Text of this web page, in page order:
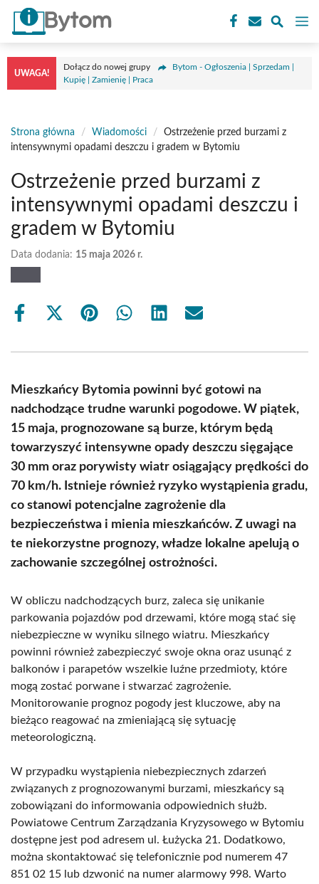
Przejdź
treści
UWAGA!
Dołącz do nowej grupy
Bytom - Ogłoszenia | Sprzedam |
Kupię | Zamienię | Praca
Strona główna / Wiadomości /
Ostrzeżenie przed burzami z
intensywnymi opadami deszczu i gradem w Bytomiu
Ostrzeżenie przed burzami z
intensywnymi opadami deszczu i
gradem w Bytomiu
Data dodania: 15 maja 2026 r.
Share
Share
(Twitter)
Share Share Share Share
Mieszkańcy Bytomia powinni być gotowi na
nadchodzące trudne warunki pogodowe. W piątek,
15 maja, prognozowane są burze, którym będą
towarzyszyć intensywne opady deszczu sięgające
30 mm oraz porywisty wiatr osiągający prędkości do
70 km/h. Istnieje również ryzyko wystąpienia gradu,
co stanowi potencjalne zagrożenie dla
bezpieczeństwa i mienia mieszkańców. Z uwagi na
te niekorzystne prognozy, władze lokalne apelują o
zachowanie szczególnej ostrożności.
W obliczu nadchodzących burz, zaleca się unikanie
parkowania pojazdów pod drzewami, które mogą stać się
niebezpieczne w wyniku silnego wiatru. Mieszkańcy
powinni również zabezpieczyć swoje okna oraz usunąć z
balkonów i parapetów wszelkie luźne przedmioty, które
mogą zostać porwane i stwarzać zagrożenie.
Monitorowanie prognoz pogody jest kluczowe, aby na
bieżąco reagować na zmieniającą się sytuację
meteorologiczną.
W przypadku wystąpienia niebezpiecznych zdarzeń
związanych z prognozowanymi burzami, mieszkańcy są
zobowiązani do informowania odpowiednich służb.
Powiatowe Centrum Zarządzania Kryzysowego w Bytomiu
dostępne jest pod adresem ul. Łużycka 21. Dodatkowo,
można skontaktować się telefonicznie pod numerem 47
851 02 15 lub dzwonić na numer alarmowy 998. Warto